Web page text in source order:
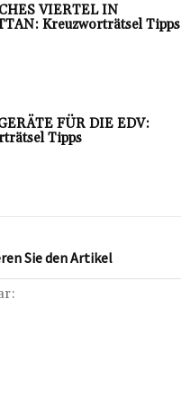
VIERTEL IN
Kreuzworträtsel Tipps
FÜR DIE EDV:
Tipps
Sie den Artikel